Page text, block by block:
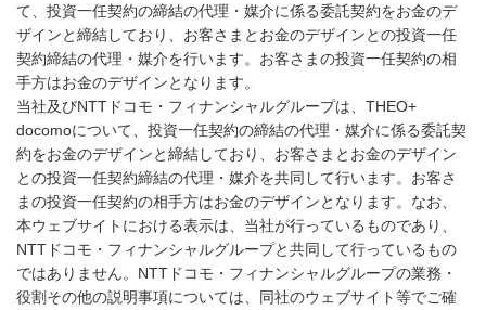
て、投資一任契約の締結の代理・媒介に係る委託契約をお金のデ
ザインと締結しており、お客さまとお金のデザインとの投資一任
契約締結の代理・媒介を行います。お客さまの投資一任契約の相
手方はお金のデザインとなります。
当社及びNTTドコモ・フィナンシャルグループは、THEO+
docomoについて、投資一任契約の締結の代理・媒介に係る委託契
約をお金のデザインと締結しており、お客さまとお金のデザイン
との投資一任契約締結の代理・媒介を共同して行います。お客さ
まの投資一任契約の相手方はお金のデザインとなります。なお、
本ウェブサイトにおける表示は、当社が行っているものであり、
NTTドコモ・フィナンシャルグループと共同して行っているもの
ではありません。NTTドコモ・フィナンシャルグループの業務・
役割その他の説明事項については、同社のウェブサイト等でご確